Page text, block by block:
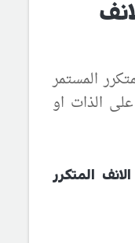
المستمر
الذات او
المتكرر